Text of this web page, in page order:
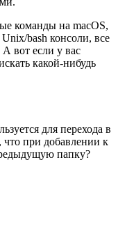
команды на macOS,
bash консоли, все
вот если у вас
какой-нибудь
для перехода в
при добавлении к
папку?